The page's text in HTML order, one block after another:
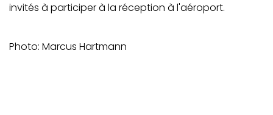
invités à participer à la réception à l'aéroport.
Photo: Marcus Hartmann